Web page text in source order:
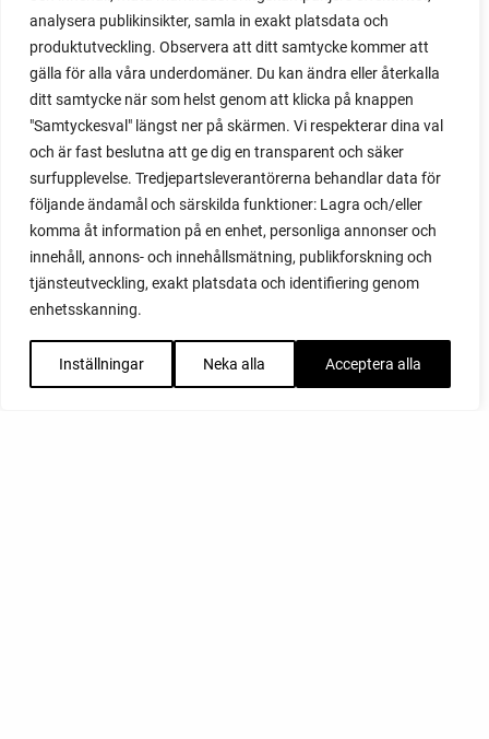
analysera publikinsikter, samla in exakt platsdata och
produktutveckling. Observera att ditt samtycke kommer att
gälla för alla våra underdomäner. Du kan ändra eller återkalla
ditt samtycke när som helst genom att klicka på knappen
"Samtyckesval" längst ner på skärmen. Vi respekterar dina val
och är fast beslutna att ge dig en transparent och säker
surfupplevelse. Tredjepartsleverantörerna behandlar data för
följande ändamål och särskilda funktioner: Lagra och/eller
komma åt information på en enhet, personliga annonser och
innehåll, annons- och innehållsmätning, publikforskning och
tjänsteutveckling, exakt platsdata och identifiering genom
enhetsskanning.
Inställningar Neka alla Acceptera alla